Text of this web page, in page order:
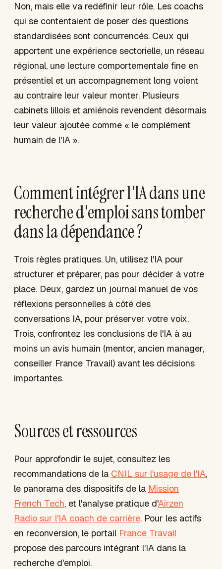
Non, mais elle va redéfinir leur rôle. Les coachs
qui se contentaient de poser des questions
standardisées sont concurrencés. Ceux qui
apportent une expérience sectorielle, un réseau
régional, une lecture comportementale fine en
présentiel et un accompagnement long voient
au contraire leur valeur monter. Plusieurs
cabinets lillois et amiénois revendent désormais
leur valeur ajoutée comme « le complément
humain de l'IA ».
Comment intégrer l'IA dans une
recherche d'emploi sans tomber
dans la dépendance ?
Trois règles pratiques. Un, utilisez l'IA pour
structurer et préparer, pas pour décider à votre
place. Deux, gardez un journal manuel de vos
réflexions personnelles à côté des
conversations IA, pour préserver votre voix.
Trois, confrontez les conclusions de l'IA à au
moins un avis humain (mentor, ancien manager,
conseiller France Travail) avant les décisions
importantes.
Sources et ressources
Pour approfondir le sujet, consultez les
recommandations de la CNIL sur l'usage de l'IA,
le panorama des dispositifs de la Mission
French Tech, et l'analyse pratique d'Airzen
Radio sur l'IA coach de carrière. Pour les actifs
en reconversion, le portail France Travail
propose des parcours intégrant l'IA dans la
recherche d'emploi.